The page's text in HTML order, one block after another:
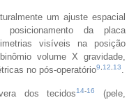
um ajuste espacial
posicionamento da placa
visíveis na posição
volume X gravidade,
no pós-operatório9 12 13
dos tecidos14-16
(pele,